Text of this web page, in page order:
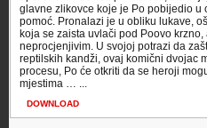
glavne zlikovce koje je Po pobijedio u
pomoć. Pronalazi je u obliku lukave,
koja se zaista uvlači pod Poovo
neprocjenjivim. U svojoj potrazi da
reptilskih kandži, ovaj komični dvojac
procesu, Po će otkriti da se heroji
mjestima … ...
DOWNLOAD